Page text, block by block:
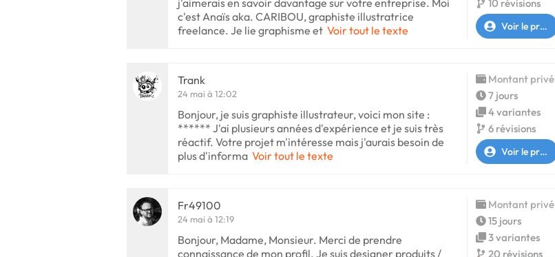
j'aimerais en savoir davantage sur votre entreprise. Moi
c'est Anaïs aka. CARIBOU, graphiste illustratrice
freelance. Je lie graphisme et Voir tout le texte
10 révisions
Voir le profil
Trank
24 mai à 12:02
Bonjour, je suis graphiste illustrateur, voici mon site :
****** J'ai plusieurs années d'expérience et je suis très
réactif. Votre projet m'intéresse mais j'aurais besoin de
plus d'informa Voir tout le texte
Montant privé
7 jours
4 variantes
6 révisions
Voir le profil
Fr49100
24 mai à 12:19
Bonjour, Madame, Monsieur. Merci de prendre
connaissance de mon profil. Je suis designer produits /
Montant privé
15 jours
3 variantes
20 révisions